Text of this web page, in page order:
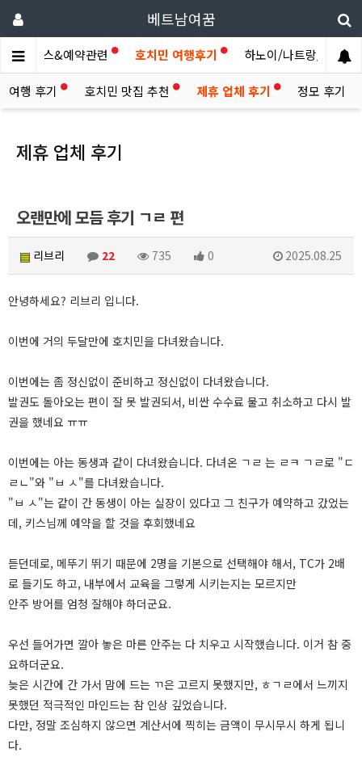
베트남여꿈
휴서비스&예약관련 호치민 여행후기 하노이/나트랑/다낭/
여행 후기 호치민 맛집 추천 제휴 업체 후기 정모 후기
제휴 업체 후기
오랜만에 모듬 후기 ㄱㄹ 편
리브리 22 735 0 2025.08.25
안녕하세요? 리브리 입니다.
이번에 거의 두달만에 호치민을 다녀왔습니다.
이번에는 좀 정신없이 준비하고 정신없이 다녀왔습니다.
발권도 돌아오는 편이 잘 못 발권되서, 비싼 수수료 물고 취소하고 다시 발
권을 했네요 ㅠㅠ
이번에는 아는 동생과 같이 다녀왔습니다. 다녀온 ㄱㄹ 는 ㄹㅋ ㄱㄹ로 "ㄷ
ㄹㄴ"와 "ㅂ ㅅ"를 다녀왔습니다.
"ㅂ ㅅ"는 같이 간 동생이 아는 실장이 있다고 그 친구가 예약하고 갔었는
데, 키스님께 예약을 할 것을 후회했네요
듣던데로, 메뚜기 뛰기 때문에 2명을 기본으로 선택해야 해서, TC가 2배
로 들기도 하고, 내부에서 교육을 그렇게 시키는지는 모르지만
안주 방어를 엄청 잘해야 하더군요.
우선 들어가면 깔아 놓은 마른 안주는 다 치우고 시작했습니다. 이거 참 중
요하더군요.
늦은 시간에 간 가서 맘에 드는 ㄲ은 고르지 못했지만, ㅎㄱㄹ에서 느끼지
못했던 적극적인 마인드는 참 인상 깊었습니다.
다만, 정말 조심하지 않으면 계산서에 찍히는 금액이 무시무시 하게 됩니
다.